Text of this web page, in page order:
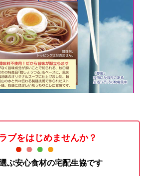
ブをはじめませんか？
ぶ安心食材の宅配生協です